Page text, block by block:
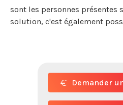
sont les personnes présentes
solution, c'est également
Demander